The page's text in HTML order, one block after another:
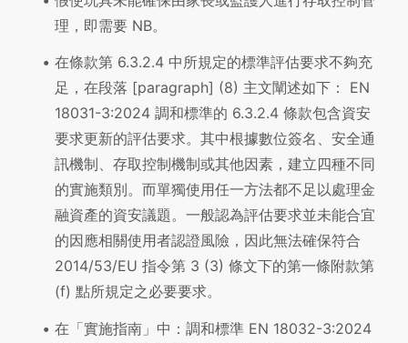
理，即需要 NB。
在條款第 6.3.2.4 中所規定的標準評估要求不夠充
足，在段落 [paragraph] (8) 主文闡述如下： EN
18031-3:2024 調和標準的 6.3.2.4 條款包含資安
要求更新的評估要求。其中根據數位簽名、安全通
訊機制、存取控制機制或其他因素，建立四種不同
的實施類別。而單獨使用任一方法都不足以處理金
融資產的資安議題。一般認為評估要求並未能合宜
的因應相關使用者認證風險，因此無法確保符合
2014/53/EU 指令第 3 (3) 條文下的第一條附款第
(f) 點所規定之必要要求。
在「實施指南」中：調和標準 EN 18032-3:2024